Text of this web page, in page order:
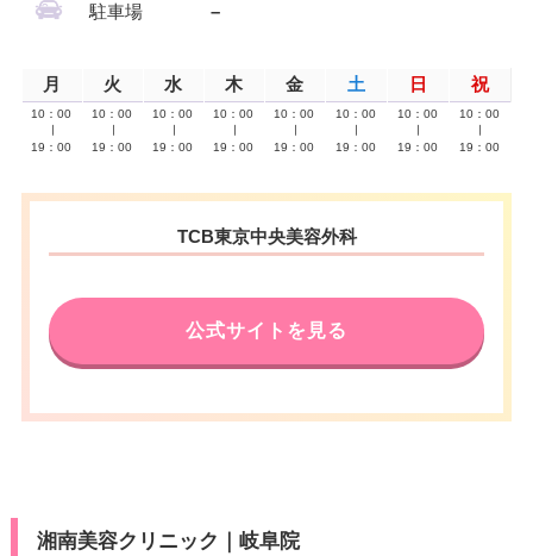
駐車場 –
月 火 水 木 金 土 日 祝
10：00
19：00
10：00
19：00
10：00
19：00
10：00
19：00
10：00
19：00
10：00
19：00
10：00
19：00
10：00
19：00
TCB東京中央美容外科
公式サイトを見る
湘南美容クリニック｜岐阜院